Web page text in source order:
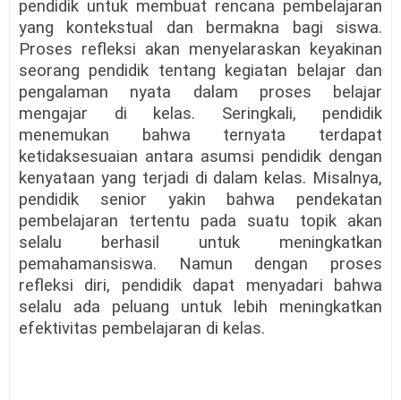
pendidik untuk membuat rencana pembelajaran
yang kontekstual dan bermakna bagi siswa.
Proses refleksi akan menyelaraskan keyakinan
seorang pendidik tentang kegiatan belajar dan
pengalaman nyata dalam proses belajar
mengajar di kelas. Seringkali, pendidik
menemukan bahwa ternyata terdapat
ketidaksesuaian antara asumsi pendidik dengan
kenyataan yang terjadi di dalam kelas. Misalnya,
pendidik senior yakin bahwa pendekatan
pembelajaran tertentu pada suatu topik akan
selalu berhasil untuk meningkatkan
pemahamansiswa. Namun dengan proses
refleksi diri, pendidik dapat menyadari bahwa
selalu ada peluang untuk lebih meningkatkan
efektivitas pembelajaran di kelas.